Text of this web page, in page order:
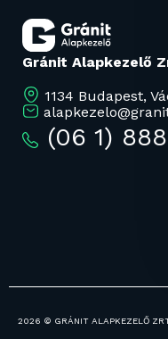
Gránit Alapkezelő
1134 Budapest,
(06 1)
2026 © GRÁNIT ALAPKEZELŐ